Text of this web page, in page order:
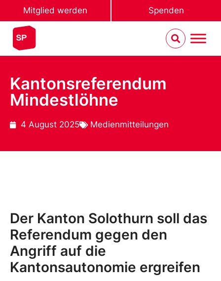
Mitglied werden Spenden
Kantonsreferendum
Mindestlöhne
4 August 2025 Medienmitteilungen
Der Kanton Solothurn soll das
Referendum gegen den
Angriff auf die
Kantonsautonomie ergreifen